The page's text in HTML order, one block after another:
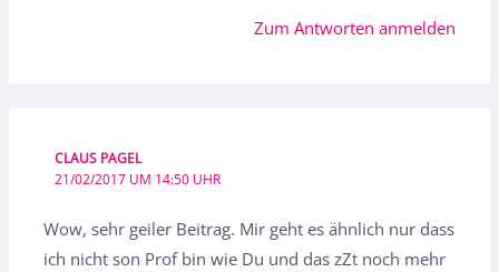
Zum Antworten anmelden
CLAUS PAGEL
21/02/2017 UM 14:50 UHR
Wow, sehr geiler Beitrag. Mir geht es ähnlich nur dass
ich nicht son Prof bin wie Du und das zZt noch mehr